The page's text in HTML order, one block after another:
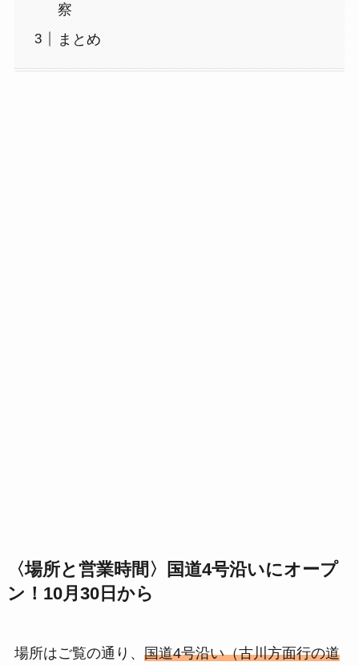
察
まとめ
〈場所と営業時間〉国道4号沿いにオープ
ン！10月30日から
場所はご覧の通り、 国道4号沿い（古川方面行の道